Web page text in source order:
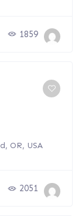
1859
OR, USA
2051